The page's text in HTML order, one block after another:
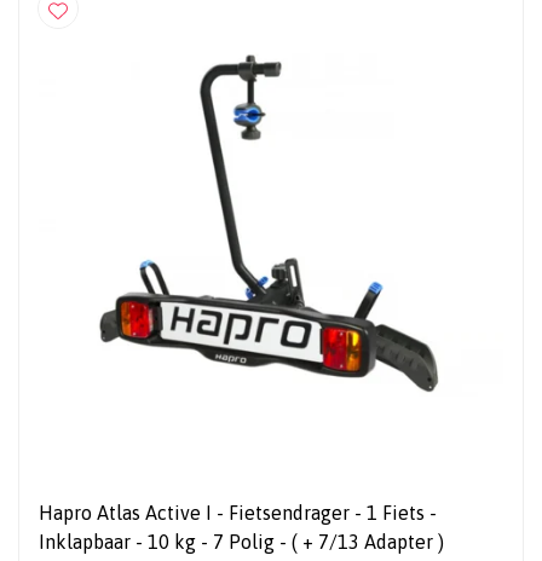
Hapro Atlas Active I - Fietsendrager - 1 Fiets -
Inklapbaar - 10 kg - 7 Polig - ( + 7/13 Adapter )